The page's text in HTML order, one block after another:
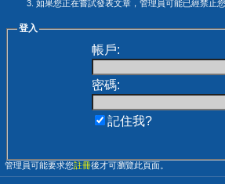
如果您正在嘗試發表文章，管理員可能已經禁止
登入
帳戶:
密碼:
記住我?
管理員可能要求您註冊後才可瀏覽此頁面。